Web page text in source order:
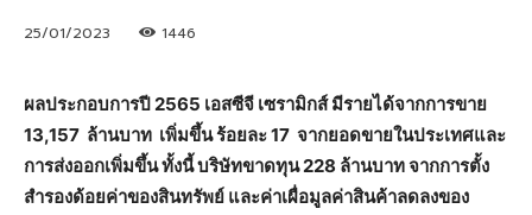
25/01/2023 1446
ผลประกอบการปี 2565 เอสซีจี เซรามิกส์ มีรายได้จากการขาย
13,157 ล้านบาท เพิ่มขึ้น ร้อยละ 17 จากยอดขายในประเทศและ
การส่งออกเพิ่มขึ้น ทั้งนี้ บริษัทขาดทุน 228 ล้านบาท จากการตั้ง
สำรองด้อยค่าของสินทรัพย์ และค่าเผื่อมูลค่าสินค้าลดลงของ